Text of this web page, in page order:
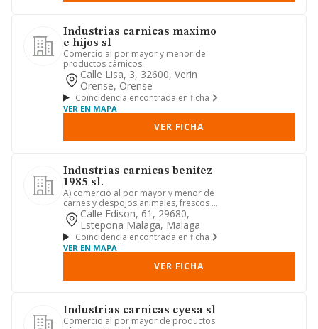
Industrias carnicas maximo
e hijos sl
Comercio al por mayor y menor de
productos cárnicos.
Calle Lisa, 3, 32600, Verin
Orense, Orense
Coincidencia encontrada en ficha
VER EN MAPA
VER FICHA
Industrias carnicas benitez
1985 sl.
A) comercio al por mayor y menor de
carnes y despojos animales, frescos o
congelados; de productos ...
Calle Edison, 61, 29680,
Estepona Malaga, Malaga
Coincidencia encontrada en ficha
VER EN MAPA
VER FICHA
Industrias carnicas cyesa sl
Comercio al por mayor de productos